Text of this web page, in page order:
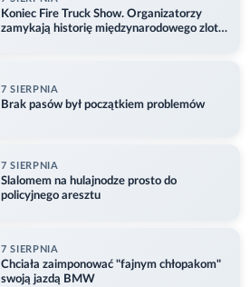
Koniec Fire Truck Show. Organizatorzy
zamykają historię międzynarodowego zlotu
7 SIERPNIA
Brak pasów był początkiem problemów
7 SIERPNIA
Slalomem na hulajnodze prosto do
policyjnego aresztu
7 SIERPNIA
Chciała zaimponować "fajnym chłopakom"
swoją jazdą BMW